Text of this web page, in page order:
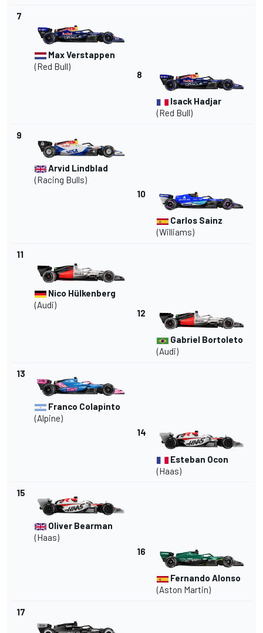
7
Max Verstappen
(Red Bull)
8
Isack Hadjar
(Red Bull)
9
Arvid Lindblad
(Racing Bulls)
10
Carlos Sainz
(Williams)
11
Nico Hülkenberg
(Audi)
12
Gabriel Bortoleto
(Audi)
13
Franco Colapinto
(Alpine)
14
Esteban Ocon
(Haas)
15
Oliver Bearman
(Haas)
16
Fernando Alonso
(Aston Martin)
17